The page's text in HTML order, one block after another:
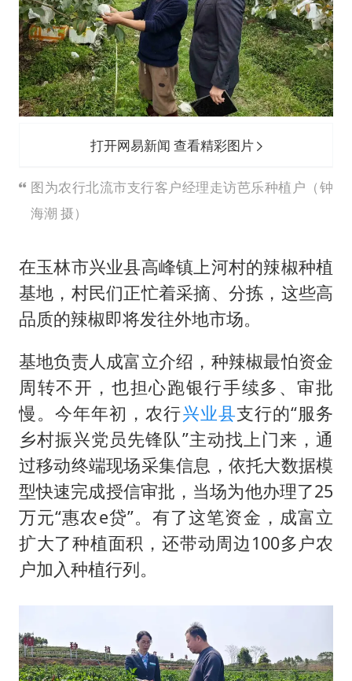
打开网易新闻 查看精彩图片
图为农行北流市支行客户经理走访芭乐种植户（钟
海潮 摄）
在玉林市兴业县高峰镇上河村的辣椒种植
基地，村民们正忙着采摘、分拣，这些高
品质的辣椒即将发往外地市场。
基地负责人成富立介绍，种辣椒最怕资金
周转不开，也担心跑银行手续多、审批
慢。今年年初，农行兴业县支行的“服务
乡村振兴党员先锋队”主动找上门来，通
过移动终端现场采集信息，依托大数据模
型快速完成授信审批，当场为他办理了25
万元“惠农e贷”。有了这笔资金，成富立
扩大了种植面积，还带动周边100多户农
户加入种植行列。